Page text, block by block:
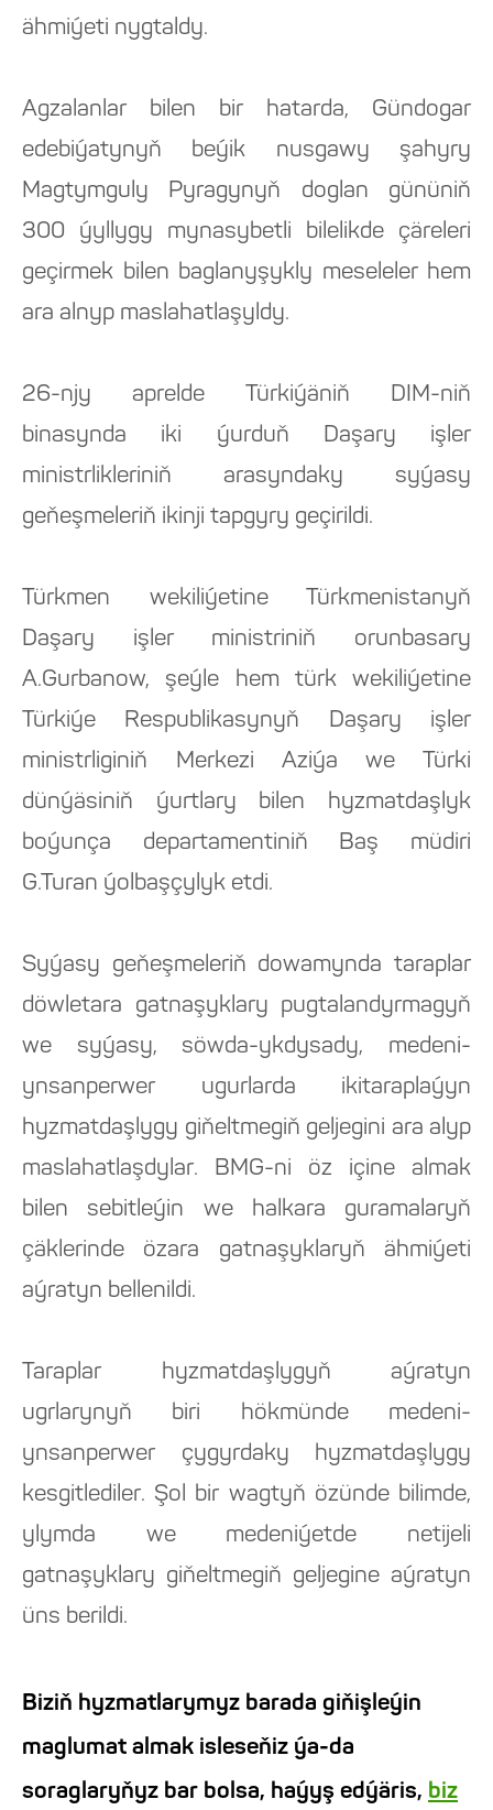
ähmiýeti nygtaldy.
Agzalanlar bilen bir hatarda, Gündogar
edebiýatynyň beýik nusgawy şahyry
Magtymguly Pyragynyň doglan gününiň
300 ýyllygy mynasybetli bilelikde çäreleri
geçirmek bilen baglanyşykly meseleler hem
ara alnyp maslahatlaşyldy.
26-njy aprelde Türkiýäniň DIM-niň
binasynda iki ýurduň Daşary işler
ministrlikleriniň arasyndaky syýasy
geňeşmeleriň ikinji tapgyry geçirildi.
Türkmen wekiliýetine Türkmenistanyň
Daşary işler ministriniň orunbasary
A.Gurbanow, şeýle hem türk wekiliýetine
Türkiýe Respublikasynyň Daşary işler
ministrliginiň Merkezi Aziýa we Türki
dünýäsiniň ýurtlary bilen hyzmatdaşlyk
boýunça departamentiniň Baş müdiri
G.Turan ýolbaşçylyk etdi.
Syýasy geňeşmeleriň dowamynda taraplar
döwletara gatnaşyklary pugtalandyrmagyň
we syýasy, söwda-ykdysady, medeni-
ynsanperwer ugurlarda ikitaraplaýyn
hyzmatdaşlygy giňeltmegiň geljegini ara alyp
maslahatlaşdylar. BMG-ni öz içine almak
bilen sebitleýin we halkara guramalaryň
çäklerinde özara gatnaşyklaryň ähmiýeti
aýratyn bellenildi.
Taraplar hyzmatdaşlygyň aýratyn
ugrlarynyň biri hökmünde medeni-
ynsanperwer çygyrdaky hyzmatdaşlygy
kesgitlediler. Şol bir wagtyň özünde bilimde,
ylymda we medeniýetde netijeli
gatnaşyklary giňeltmegiň geljegine aýratyn
üns berildi.
Biziň hyzmatlarymyz barada giňişleýin
maglumat almak isleseňiz ýa-da
soraglaryňyz bar bolsa, haýyş edýäris, biz